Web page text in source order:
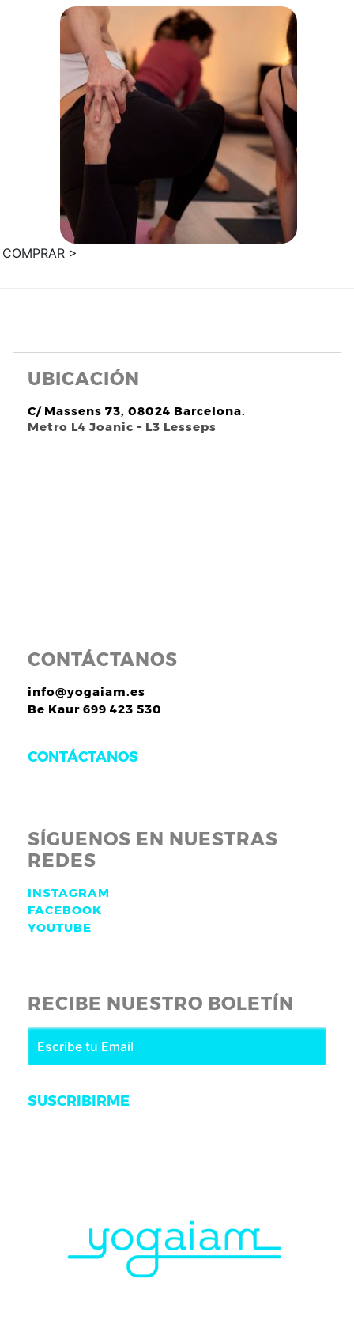
COMPRAR >
UBICACIÓN
C/ Massens 73, 08024 Barcelona.
Metro L4 Joanic – L3 Lesseps
CONTÁCTANOS
info@yogaiam.es
Be Kaur 699 423 530
CONTÁCTANOS
SÍGUENOS EN NUESTRAS
REDES
INSTAGRAM
FACEBOOK
YOUTUBE
RECIBE NUESTRO BOLETÍN
SUSCRIBIRME